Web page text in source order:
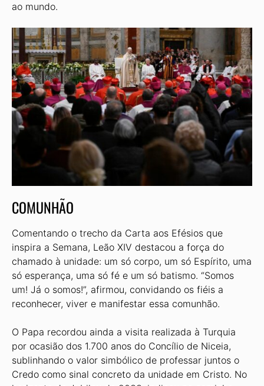
ao mundo.
COMUNHÃO
Comentando o trecho da Carta aos Efésios que
inspira a Semana, Leão XIV destacou a força do
chamado à unidade: um só corpo, um só Espírito, uma
só esperança, uma só fé e um só batismo. “Somos
um! Já o somos!”, afirmou, convidando os fiéis a
reconhecer, viver e manifestar essa comunhão.
O Papa recordou ainda a visita realizada à Turquia
por ocasião dos 1.700 anos do Concílio de Niceia,
sublinhando o valor simbólico de professar juntos o
Credo como sinal concreto da unidade em Cristo. No